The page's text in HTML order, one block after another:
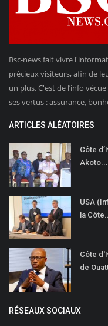
Bsc-news fait vivre
précieux visiteurs, afin de
un plus. C'est de l’info
ses vertus : assurance,
ARTICLES ALÉATOIRES
Côte
Akoto...
USA
la Côte...
Côte
de
RÉSEAUX SOCIAUX